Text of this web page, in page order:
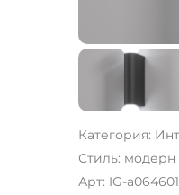
Категория:
Стиль: модерн
Арт: IG-